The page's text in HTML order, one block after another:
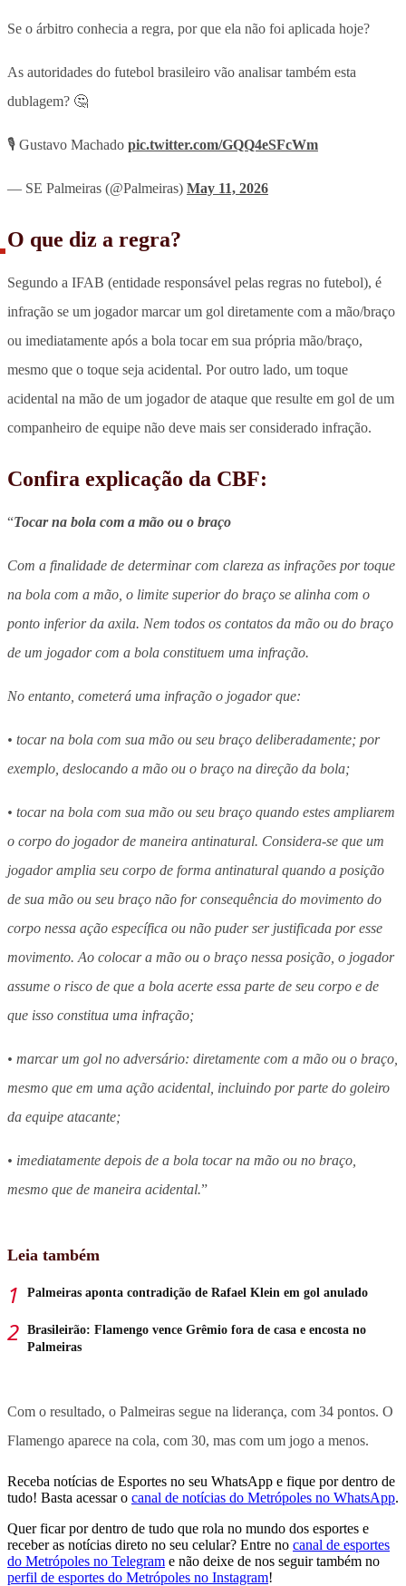
Se o árbitro conhecia a regra, por que ela não foi aplicada hoje?
As autoridades do futebol brasileiro vão analisar também esta
dublagem? 🤔
🎙️ Gustavo Machado pic.twitter.com/GQQ4eSFcWm
— SE Palmeiras (@Palmeiras) May 11, 2026
O que diz a regra?
Segundo a IFAB (entidade responsável pelas regras no futebol), é
infração se um jogador marcar um gol diretamente com a mão/braço
ou imediatamente após a bola tocar em sua própria mão/braço,
mesmo que o toque seja acidental. Por outro lado, um toque
acidental na mão de um jogador de ataque que resulte em gol de um
companheiro de equipe não deve mais ser considerado infração.
Confira explicação da CBF:
“Tocar na bola com a mão ou o braço
Com a finalidade de determinar com clareza as infrações por toque
na bola com a mão, o limite superior do braço se alinha com o
ponto inferior da axila. Nem todos os contatos da mão ou do braço
de um jogador com a bola constituem uma infração.
No entanto, cometerá uma infração o jogador que:
• tocar na bola com sua mão ou seu braço deliberadamente; por
exemplo, deslocando a mão ou o braço na direção da bola;
• tocar na bola com sua mão ou seu braço quando estes ampliarem
o corpo do jogador de maneira antinatural. Considera-se que um
jogador amplia seu corpo de forma antinatural quando a posição
de sua mão ou seu braço não for consequência do movimento do
corpo nessa ação específica ou não puder ser justificada por esse
movimento. Ao colocar a mão ou o braço nessa posição, o jogador
assume o risco de que a bola acerte essa parte de seu corpo e de
que isso constitua uma infração;
• marcar um gol no adversário: diretamente com a mão ou o braço,
mesmo que em uma ação acidental, incluindo por parte do goleiro
da equipe atacante;
• imediatamente depois de a bola tocar na mão ou no braço,
mesmo que de maneira acidental.”
Leia também
Palmeiras aponta contradição de Rafael Klein em gol anulado
Brasileirão: Flamengo vence Grêmio fora de casa e encosta no
Palmeiras
Com o resultado, o Palmeiras segue na liderança, com 34 pontos. O
Flamengo aparece na cola, com 30, mas com um jogo a menos.
Receba notícias de Esportes no seu WhatsApp e fique por dentro de
tudo! Basta acessar o canal de notícias do Metrópoles no WhatsApp.
Quer ficar por dentro de tudo que rola no mundo dos esportes e
receber as notícias direto no seu celular? Entre no canal de esportes
do Metrópoles no Telegram e não deixe de nos seguir também no
perfil de esportes do Metrópoles no Instagram!